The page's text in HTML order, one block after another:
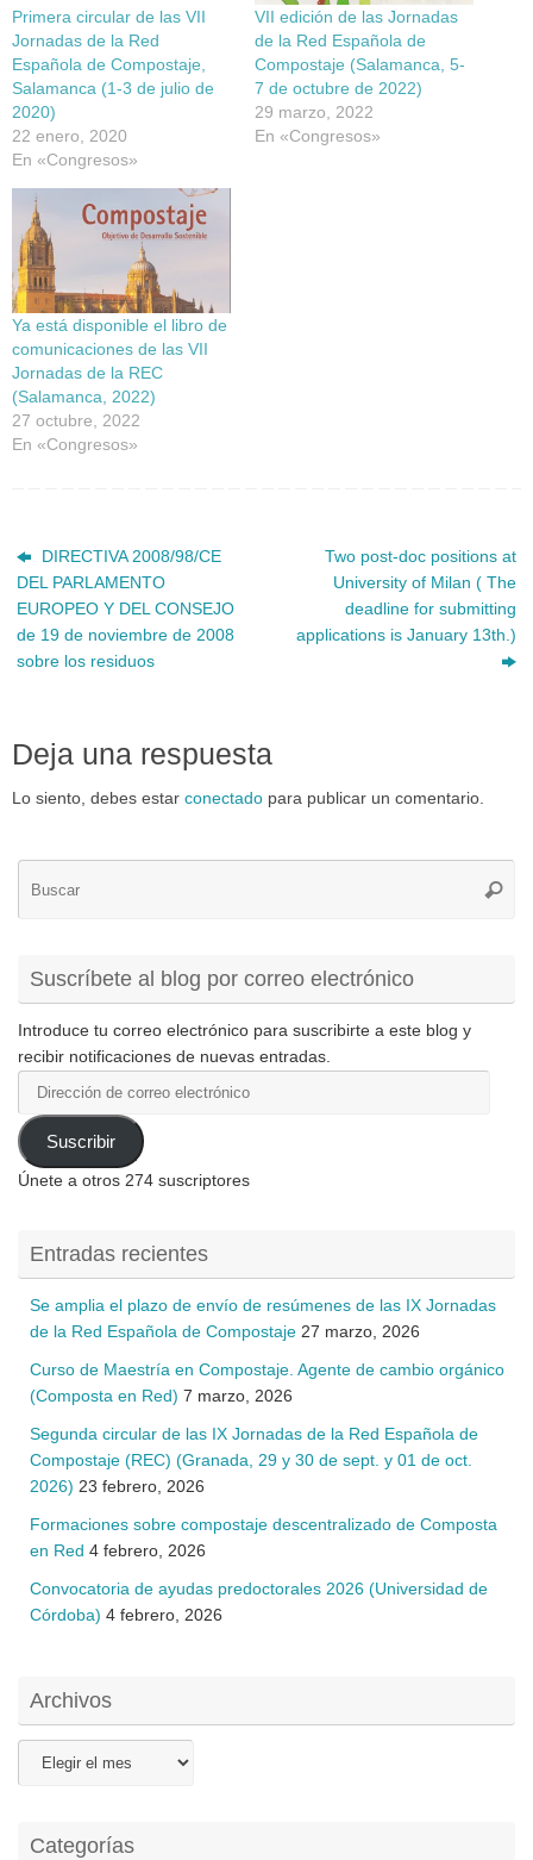
Primera circular de las VII
Jornadas de la Red
Española de Compostaje,
Salamanca (1-3 de julio de
2020)
22 enero, 2020
En «Congresos»
VII edición de las Jornadas
de la Red Española de
Compostaje (Salamanca, 5-
7 de octubre de 2022)
29 marzo, 2022
En «Congresos»
Ya está disponible el libro de
comunicaciones de las VII
Jornadas de la REC
(Salamanca, 2022)
27 octubre, 2022
En «Congresos»
DIRECTIVA 2008/98/CE
DEL PARLAMENTO
EUROPEO Y DEL CONSEJO
de 19 de noviembre de 2008
sobre los residuos
Two post-doc positions at
University of Milan ( The
deadline for submitting
applications is January 13th.)
Deja una respuesta
Lo siento, debes estar conectado para publicar un comentario.
Suscríbete al blog por correo electrónico
Introduce tu correo electrónico para suscribirte a este blog y
recibir notificaciones de nuevas entradas.
Dirección
de
correo
electrónico
Suscribir
Únete a otros 274 suscriptores
Entradas recientes
Se amplia el plazo de envío de resúmenes de las IX Jornadas
de la Red Española de Compostaje 27 marzo, 2026
Curso de Maestría en Compostaje. Agente de cambio orgánico
(Composta en Red) 7 marzo, 2026
Segunda circular de las IX Jornadas de la Red Española de
Compostaje (REC) (Granada, 29 y 30 de sept. y 01 de oct.
2026) 23 febrero, 2026
Formaciones sobre compostaje descentralizado de Composta
en Red 4 febrero, 2026
Convocatoria de ayudas predoctorales 2026 (Universidad de
Córdoba) 4 febrero, 2026
Archivos
Categorías